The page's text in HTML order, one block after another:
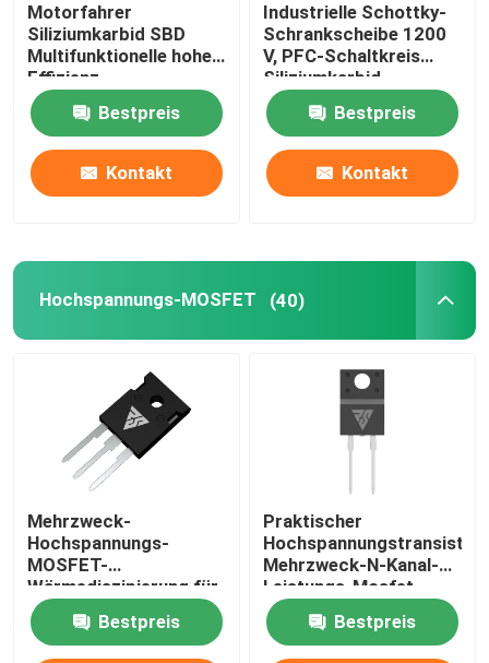
Motorfahrer
Siliziumkarbid SBD
Multifunktionelle hohe
Effizienz
Bestpreis
Kontakt
Industrielle Schottky-
Schrankscheibe 1200
V, PFC-Schaltkreis
Siliziumkarbid-
Rectifier
Bestpreis
Kontakt
Hochspannungs-MOSFET (40)
Mehrzweck-
Hochspannungs-
MOSFET-
Wärmediszipierung für
LED-Treiber
Bestpreis
Praktischer
Hochspannungstransistor,
Mehrzweck-N-Kanal-
Leistungs-Mosfet
Bestpreis